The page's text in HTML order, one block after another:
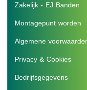
Zakelijk - EJ Banden
Montagepunt worden
Algemene
Privacy & Cookies
Bedrijfsgegevens